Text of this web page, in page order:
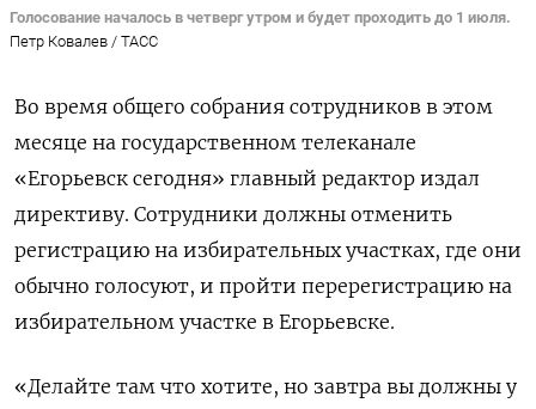
Голосование началось в четверг утром и будет проходить до 1 июля.
Петр Ковалев / ТАСС
Во время общего собрания сотрудников в этом
месяце на государственном телеканале
«Егорьевск сегодня» главный редактор издал
директиву. Сотрудники должны отменить
регистрацию на избирательных участках, где они
обычно голосуют, и пройти перерегистрацию на
избирательном участке в Егорьевске.
«Делайте там что хотите, но завтра вы должны у